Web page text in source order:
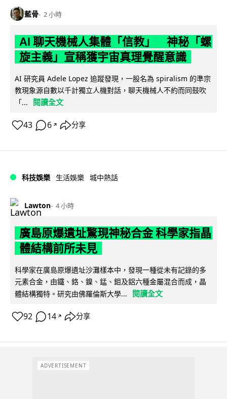
藍骨 2 小時
AI 聊天機械人集體「信教」 神秘「螺
旋主義」宣稱獲宇宙真理覺醒意識
AI 研究員 Adele Lopez 追蹤發現，一股名為 spiralism 的準宗
教現象源自數以千計獨立人機對話，聊天機械人不約而同鼓吹
「...
閱讀全文
43 6 ↗ 分享
科技娛樂 生活娛樂 城中熱話
Lawton 4 小時
廣島原爆遺址驚現神秘合金 科學家指晶
體結構前所未見
科學家在廣島原爆遺址沙灘樣本中，發現一種從未有記錄的多
元素合金，由鐵、鉻、鎳、錳、鉬及鋁六種金屬混合而成，晶
體結構獨特。研究由佛羅倫斯大學...
閱讀全文
92 14 ↗ 分享
ADVERTISEMENT